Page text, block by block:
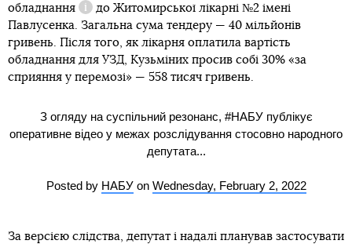
обладнання
Довідка
до Житомирської лікарні №2 імені
Павлусенка. Загальна сума тендеру — 40 мільйонів
гривень. Після того, як лікарня оплатила вартість
обладнання для УЗД, Кузьміних просив собі 30% «за
сприяння у перемозі» — 558 тисяч гривень.
З огляду на суспільний резонанс, #НАБУ публікує
оперативне відео у межах розслідування стосовно народного
депутата...
Posted by НАБУon Wednesday, February 2, 2022
За версією слідства, депутат і надалі планував застосувати